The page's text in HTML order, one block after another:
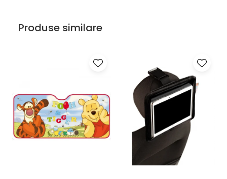
Produse similare